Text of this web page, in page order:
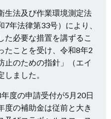
生法及び作業環境測定法
年法律第33号）により、
た必要な措置を講ずるこ
たことを受け、令和8年2
止のための指針」（エイ
ました。
度の申請受付が5月20日
度の補助金は従前と大き